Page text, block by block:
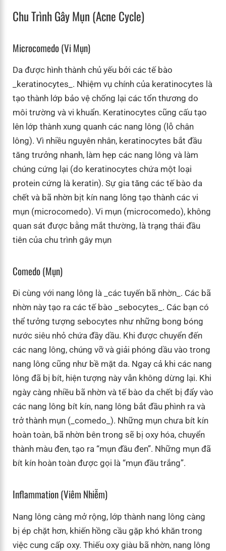
Chu Trình Gây Mụn (acne Cycle)
Microcomedo (vi Mụn)
Da được hình thành chủ yếu bởi các tế bào
_keratinocytes_. Nhiệm vụ chính của keratinocytes là
tạo thành lớp bảo vệ chống lại các tổn thương do
môi trường và vi khuẩn. Keratinocytes cũng cấu tạo
lên lớp thành xung quanh các nang lông (lỗ chân
lông). Vì nhiều nguyên nhân, keratinocytes bắt đầu
tăng trưởng nhanh, làm hẹp các nang lông và làm
chúng cứng lại (do keratinocytes chứa một loại
protein cứng là keratin). Sự gia tăng các tế bào da
chết và bã nhờn bịt kín nang lông tạo thành các vi
mụn (microcomedo). Vi mụn (microcomedo), không
quan sát được bằng mắt thường, là trạng thái đầu
tiên của chu trình gây mụn
Comedo (mụn)
Đi cùng với nang lông là _các tuyến bã nhờn_. Các bã
nhờn này tạo ra các tế bào _sebocytes_. Các bạn có
thể tưởng tượng sebocytes như những bong bóng
nước siêu nhỏ chứa đầy dầu. Khi được chuyển đến
các nang lông, chúng vỡ và giải phóng dầu vào trong
nang lông cũng như bề mặt da. Ngay cả khi các nang
lông đã bị bít, hiện tượng này vẫn không dừng lại. Khi
ngày càng nhiều bã nhờn và tế bào da chết bị đẩy vào
các nang lông bít kín, nang lông bắt đầu phình ra và
trở thành mụn (_comedo_). Những mụn chưa bít kín
hoàn toàn, bã nhờn bên trong sẽ bị oxy hóa, chuyển
thành màu đen, tạo ra “mụn đầu đen”. Những mụn đã
bít kín hoàn toàn được gọi là “mụn đầu trắng”.
Inflammation (viêm Nhiễm)
Nang lông càng mở rộng, lớp thành nang lông càng
bị ép chặt hơn, khiến hồng cầu gặp khó khăn trong
việc cung cấp oxy. Thiếu oxy giàu bã nhờn, nang lông